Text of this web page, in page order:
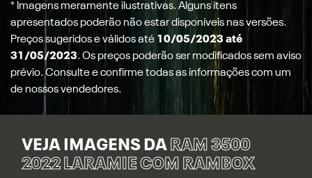
* Imagens meramente ilustrativas. Alguns itens
apresentados poderão não estar disponíveis nas versões.
Preços sugeridos e válidos até 10/05/2023 até
31/05/2023. Os preços poderão ser modificados sem aviso
prévio. Consulte e confirme todas as informações com um
de nossos vendedores.
VEJA IMAGENS DA RAM 3500
2022 LARAMIE COM RAMBOX